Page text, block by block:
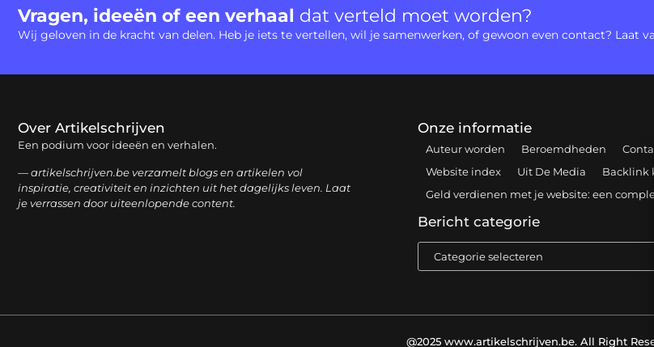
Vragen, ideeën of een verhaal dat verteld moet worden?
Wij geloven in de kracht van delen. Heb je iets te vertellen, wil je samenwerken, of gewoon even contact? Laat
Over Artikelschrijven
Een podium voor ideeën en verhalen.
— artikelschrijven.be verzamelt blogs en artikelen vol
inspiratie, creativiteit en inzichten uit het dagelijks leven. Laat
je verrassen door uiteenlopende content.
Onze informatie
Auteur worden Beroemdheden
Website index
Uit De Media
Backlink
Geld verdienen met je website: een
Bericht categorie
@2025 www.artikelschrijven.be. All Right